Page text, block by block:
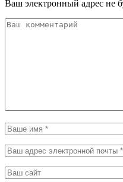
Ваш электронный адрес не